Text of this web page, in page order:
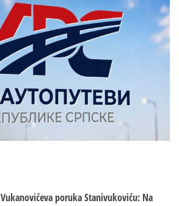
Vukanovićeva poruka Stanivukoviću: Na